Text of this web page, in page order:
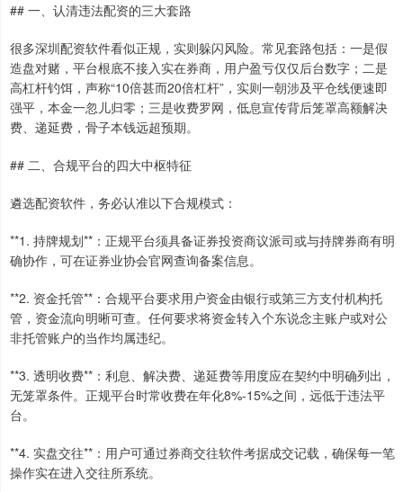
## 一、认清违法配资的三大套路
很多深圳配资软件看似正规，实则躲闪风险。常见套路包括：一是假
造盘对赌，平台根底不接入实在券商，用户盈亏仅仅后台数字；二是
高杠杆钓饵，声称“10倍甚而20倍杠杆”，实则一朝涉及平仓线便速即
强平，本金一忽儿归零；三是收费罗网，低息宣传背后笼罩高额解决
费、递延费，骨子本钱远超预期。
## 二、合规平台的四大中枢特征
遴选配资软件，务必认准以下合规模式：
**1. 持牌规划**：正规平台须具备证券投资商议派司或与持牌券商有明
确协作，可在证券业协会官网查询备案信息。
**2. 资金托管**：合规平台要求用户资金由银行或第三方支付机构托
管，资金流向明晰可查。任何要求将资金转入个东说念主账户或对公
非托管账户的当作均属违纪。
**3. 透明收费**：利息、解决费、递延费等用度应在契约中明确列出，
无笼罩条件。正规平台时常收费在年化8%-15%之间，远低于违法平
台。
**4. 实盘交往**：用户可通过券商交往软件考据成交记载，确保每一笔
操作实在进入交往所系统。